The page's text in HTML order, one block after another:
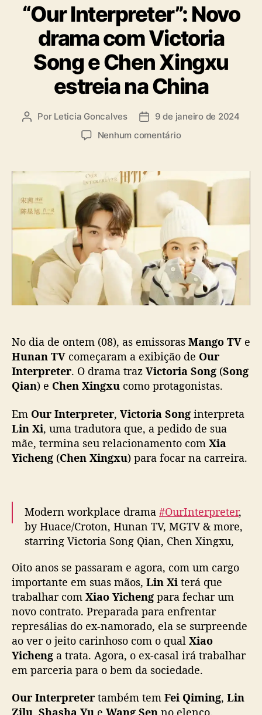
h
e
n
i
n
g
u
j
m
r
a
m
t
e
g
o
r
a
“Our Interpreter”: Novo
drama com Victoria
Song e Chen Xingxu
estreia na China
A
d
p
s
Por Leticia Goncalves
D
d
e
a
ã
9 de janeiro de 2024
Nenhum comentárioe
r
n
t
e
r
p
r
r
”
:
o
o
d
r
a
o
m
V
i
t
o
r
i
a
S
o
n
g
C
No dia de ontem (08), as emissoras Mango TV e
Hunan TV começaram a exibição de Our
Interpreter. O drama traz Victoria Song (Song
Qian) e Chen Xingxu como protagonistas.
Em Our Interpreter, Victoria Song interpreta
Lin Xi, uma tradutora que, a pedido de sua
mãe, termina seu relacionamento com Xia
Yicheng (Chen Xingxu) para focar na carreira.
Modern workplace drama #OurInterpreter,
by Huace/Croton, Hunan TV, MGTV & more,
starring Victoria Song Qian, Chen Xingxu,
(sp starring), releases trailer ahead of Jan 8
premiere on Hunan TV & MGTV#我们的翻译
官pic.twitter.com/2TmBDD8dJO
— cdrama tweets (@dramapotatoe)January
5, 2024
Oito anos se passaram e agora, com um cargo
importante em suas mãos, Lin Xi terá que
trabalhar com Xiao Yicheng para fechar um
novo contrato. Preparada para enfrentar
represálias do ex-namorado, ela se surpreende
ao ver o jeito carinhoso com o qual Xiao
Yicheng a trata. Agora, o ex-casal irá trabalhar
em parceria para o bem da sociedade.
Our Interpreter também tem Fei Qiming, Lin